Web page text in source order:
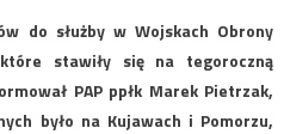
do służby w Wojskach Obrony
stawiły się na tegoroczną
PAP ppłk Marek Pietrzak,
było na Kujawach i Pomorzu,